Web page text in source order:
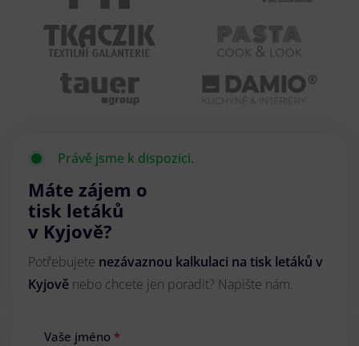
Právě jsme k dispozici.
Máte zájem o
tisk letáků
v Kyjově?
Potřebujete nezávaznou kalkulaci na tisk letáků v
Kyjově nebo chcete jen poradit? Napište nám.
Vaše jméno *